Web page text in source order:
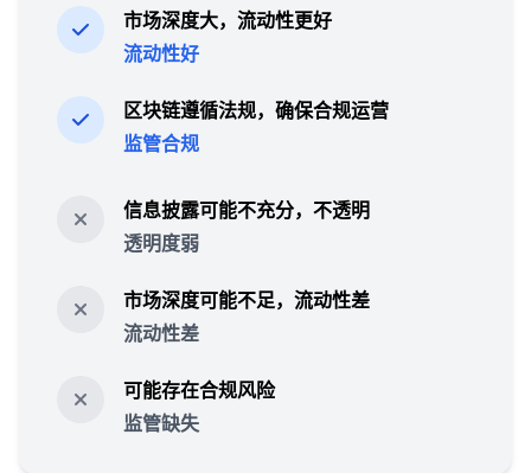
市场深度大，流动性更好
流动性好
区块链遵循法规，确保合规运营
监管合规
信息披露可能不充分，不透明
透明度弱
市场深度可能不足，流动性差
流动性差
可能存在合规风险
监管缺失